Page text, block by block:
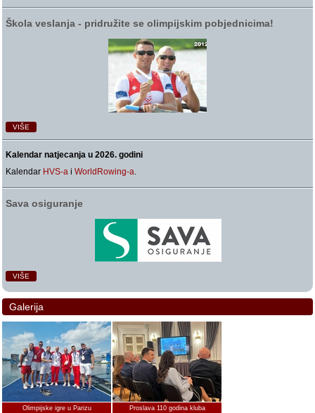
Škola veslanja ‑ pridružite se olimpijskim pobjednicima!
VIŠE
Kalendar natjecanja u 2026. godini
Kalendar HVS-a iWorldRowing-a.
Sava osiguranje
VIŠE
Galerija
Olimpijske igre u Parizu Proslava 110 godina kluba